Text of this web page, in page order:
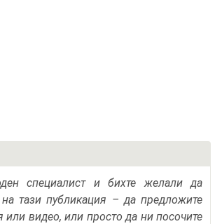
специалист и бихте желали да
тази публикация – да предложите
или видео, или просто да ни посочите